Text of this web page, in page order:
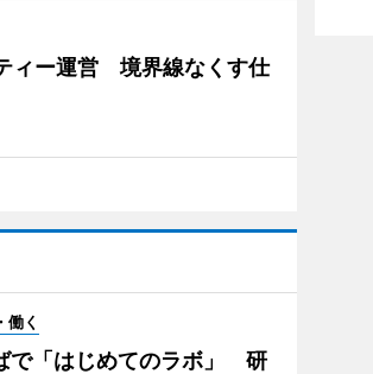
ィー運営 境界線なくす仕
働く
で「はじめてのラボ」 研